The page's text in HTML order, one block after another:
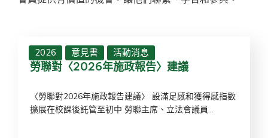
2026 意見書 活動消息
勞聯對〈2026年施政報告〉建議
〈勞聯對2026年施政報告建議〉 設滿足感和獲得感指數
擴展在校課後託管至初中 勞聯主席、立法會議員...